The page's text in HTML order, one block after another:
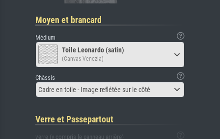
Moyen et brancard
Médium
Toile Leonardo (satin)
(Canvas Venezia)
Châssis
Cadre en toile - Image reflétée sur le côté
Verre et Passepartout
verre (y compris le panneau arrière)